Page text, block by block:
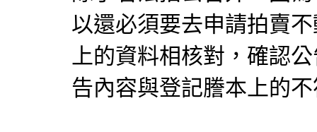
以還必須要去申請拍賣
上的資料相核對，確認
告內容與登記謄本上的